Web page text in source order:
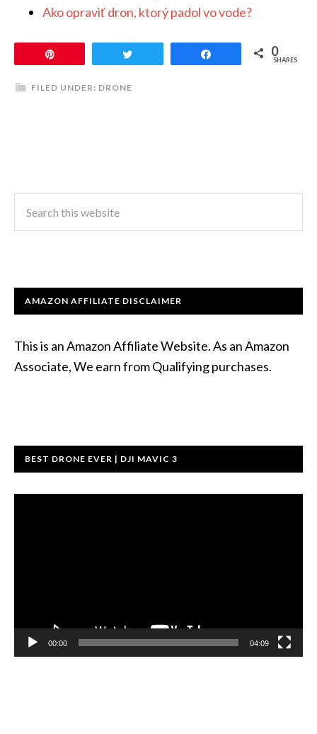
Ako opraviť dron, ktorý padol vo vode?
0
SHARES
FILED UNDER: DRONE
AMAZON AFFILIATE DISCLAIMER
This is an Amazon Affiliate Website. As an Amazon
Associate, We earn from Qualifying purchases.
BEST DRONE EVER | DJI MAVIC 3
00:00 04:09